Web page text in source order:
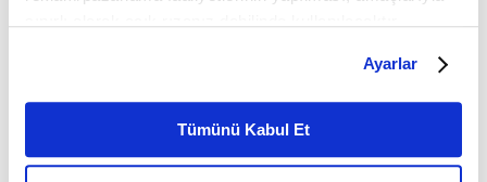
belirleyebilirsiniz. Çerezlere ilişkin detaylı bilgi için
Ayarlar butonuna tıklayabilir,Çerez Bilgilendirme
Metnimizi ziyaret edebilirsiniz.
6698 sayılı Kişisel Verilerin Korunması Kanunu uyarınca
Ayarlar
Tümünü Kabul Et